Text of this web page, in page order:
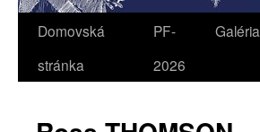
Domovská
stránka
PF-
2026
Galéria